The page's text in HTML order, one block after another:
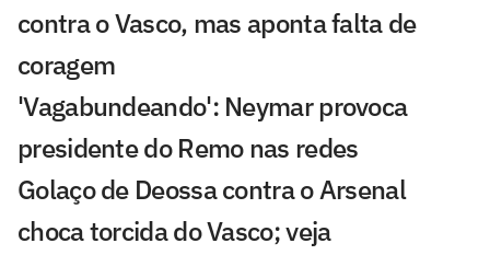
contra o Vasco, mas aponta falta de
coragem
'Vagabundeando': Neymar provoca
presidente do Remo nas redes
Golaço de Deossa contra o Arsenal
choca torcida do Vasco; veja